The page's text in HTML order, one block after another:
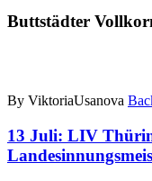
Buttstädter
By ViktoriaUsanova
13 Juli: LIV